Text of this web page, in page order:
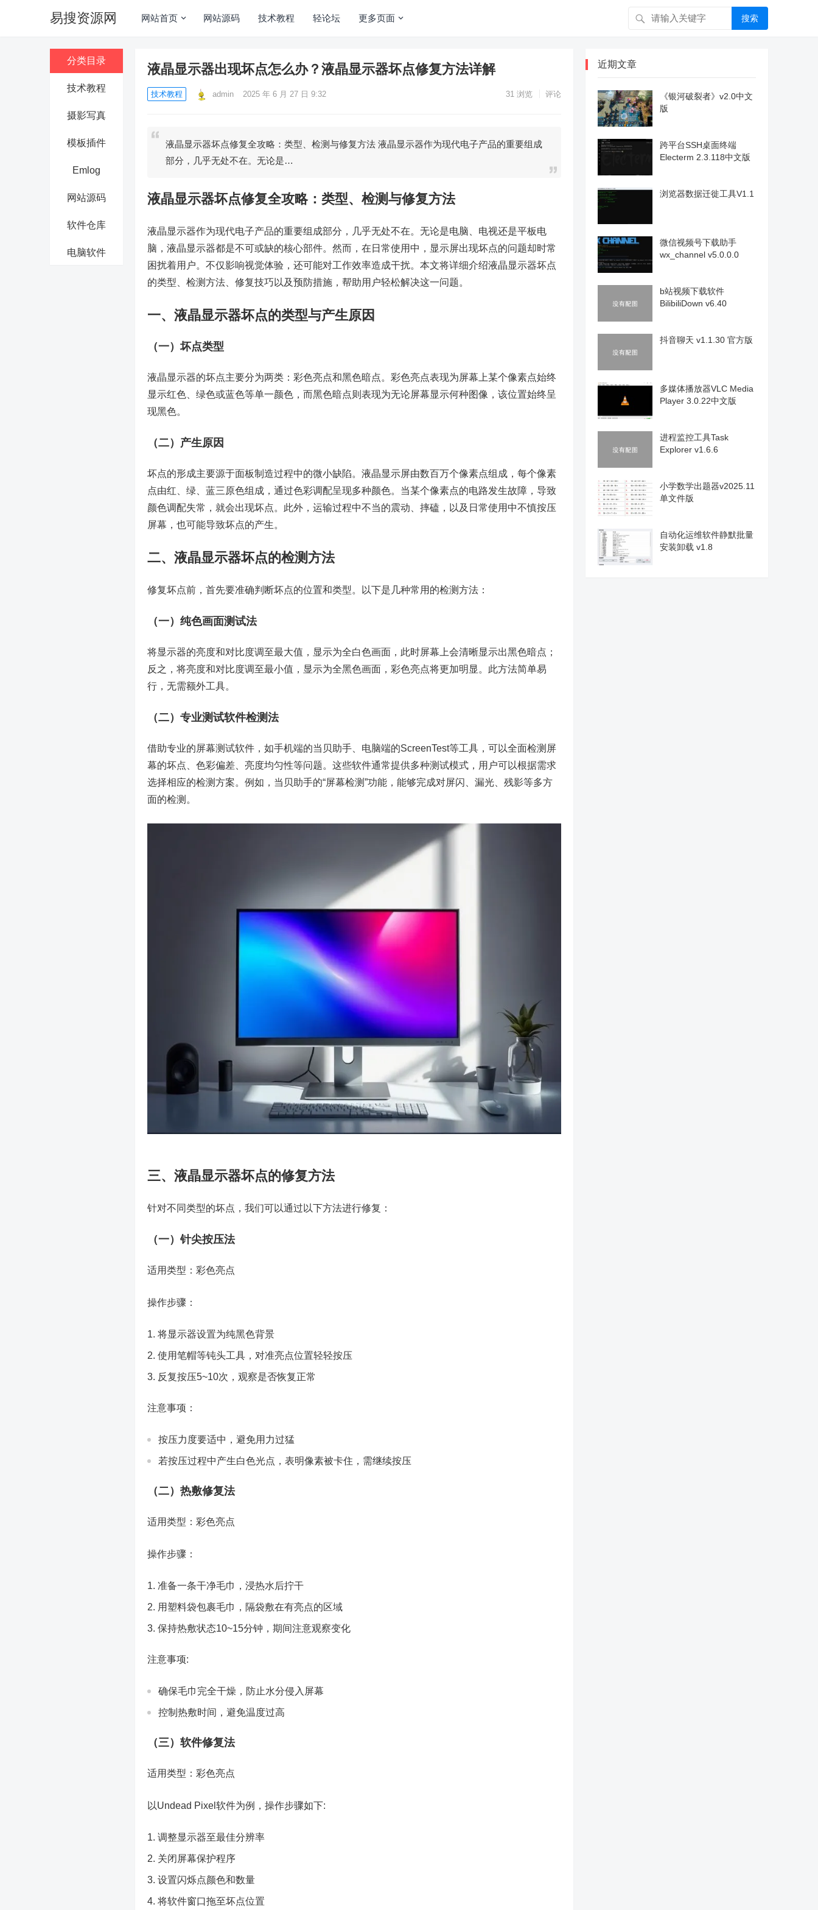
易搜资源网 网站首页 网站源码 技术教程 轻论坛 更多页面 搜索
分类目录
技术教程
摄影写真
模板插件
Emlog
网站源码
软件仓库
电脑软件
液晶显示器出现坏点怎么办？液晶显示器坏点修复方法详解
技术教程 admin 2025 年 6 月 27 日 9:32 31 浏览 评论
液晶显示器坏点修复全攻略：类型、检测与修复方法 液晶显示器作为现代电子产品的重要组成
部分，几乎无处不在。无论是…
液晶显示器坏点修复全攻略：类型、检测与修复方法
液晶显示器作为现代电子产品的重要组成部分，几乎无处不在。无论是电脑、电视还是平板电
脑，液晶显示器都是不可或缺的核心部件。然而，在日常使用中，显示屏出现坏点的问题却时常
困扰着用户。不仅影响视觉体验，还可能对工作效率造成干扰。本文将详细介绍液晶显示器坏点
的类型、检测方法、修复技巧以及预防措施，帮助用户轻松解决这一问题。
一、液晶显示器坏点的类型与产生原因
（一）坏点类型
液晶显示器的坏点主要分为两类：彩色亮点和黑色暗点。彩色亮点表现为屏幕上某个像素点始终
显示红色、绿色或蓝色等单一颜色，而黑色暗点则表现为无论屏幕显示何种图像，该位置始终呈
现黑色。
（二）产生原因
坏点的形成主要源于面板制造过程中的微小缺陷。液晶显示屏由数百万个像素点组成，每个像素
点由红、绿、蓝三原色组成，通过色彩调配呈现多种颜色。当某个像素点的电路发生故障，导致
颜色调配失常，就会出现坏点。此外，运输过程中不当的震动、摔磕，以及日常使用中不慎按压
屏幕，也可能导致坏点的产生。
二、液晶显示器坏点的检测方法
修复坏点前，首先要准确判断坏点的位置和类型。以下是几种常用的检测方法：
（一）纯色画面测试法
将显示器的亮度和对比度调至最大值，显示为全白色画面，此时屏幕上会清晰显示出黑色暗点；
反之，将亮度和对比度调至最小值，显示为全黑色画面，彩色亮点将更加明显。此方法简单易
行，无需额外工具。
（二）专业测试软件检测法
借助专业的屏幕测试软件，如手机端的当贝助手、电脑端的ScreenTest等工具，可以全面检测屏
幕的坏点、色彩偏差、亮度均匀性等问题。这些软件通常提供多种测试模式，用户可以根据需求
选择相应的检测方案。例如，当贝助手的“屏幕检测”功能，能够完成对屏闪、漏光、残影等多方
面的检测。
三、液晶显示器坏点的修复方法
针对不同类型的坏点，我们可以通过以下方法进行修复：
（一）针尖按压法
适用类型：彩色亮点
操作步骤：
将显示器设置为纯黑色背景
使用笔帽等钝头工具，对准亮点位置轻轻按压
反复按压5~10次，观察是否恢复正常
注意事项：
按压力度要适中，避免用力过猛
若按压过程中产生白色光点，表明像素被卡住，需继续按压
（二）热敷修复法
适用类型：彩色亮点
操作步骤：
准备一条干净毛巾，浸热水后拧干
用塑料袋包裹毛巾，隔袋敷在有亮点的区域
保持热敷状态10~15分钟，期间注意观察变化
注意事项:
确保毛巾完全干燥，防止水分侵入屏幕
控制热敷时间，避免温度过高
（三）软件修复法
适用类型：彩色亮点
以Undead Pixel软件为例，操作步骤如下:
调整显示器至最佳分辨率
关闭屏幕保护程序
设置闪烁点颜色和数量
将软件窗口拖至坏点位置
近期文章
《银河破裂者》v2.0中文
版
跨平台SSH桌面终端
Electerm 2.3.118中文版
浏览器数据迁徙工具V1.1
微信视频号下载助手
wx_channel v5.0.0.0
b站视频下载软件
BilibiliDown v6.40
抖音聊天 v1.1.30 官方版
多媒体播放器VLC Media
Player 3.0.22中文版
进程监控工具Task
Explorer v1.6.6
小学数学出题器v2025.11
单文件版
自动化运维软件静默批量
安装卸载 v1.8